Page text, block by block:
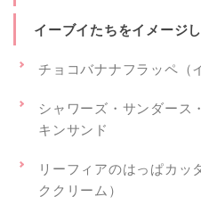
イーブイたちをイメージ
チョコバナナフラッペ（
シャワーズ・サンダース
キンサンド
リーフィアのはっぱカッ
ククリーム）